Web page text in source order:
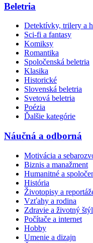
Beletria
Detektívky, trilery a
Sci-fi a fantasy
Komiksy
Romantika
Spoločenská beletria
Klasika
Historické
Slovenská beletria
Svetová beletria
Poézia
Ďalšie kategórie
Náučná a odborná
Motivácia a
Biznis a manažment
Humanitné a
História
Životopisy a
Vzťahy a rodina
Zdravie a životný štýl
Počítače a internet
Hobby
Umenie a dizajn